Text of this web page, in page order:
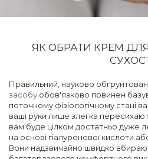
ЯК ОБРАТИ КРЕМ
Правильний, науково
засобу обов'язково повинен
поточному фізіологічному стані
ваші руки лише злегка
вам буде цілком достатньо дуже
на основі гіалуронової кислоти
Вони надзвичайно швидко